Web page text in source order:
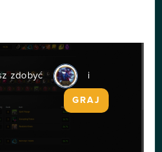
zdobyć i
GRAJ